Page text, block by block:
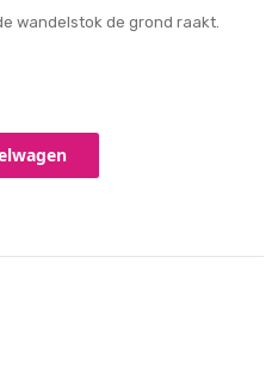
wandelstok de grond raakt.